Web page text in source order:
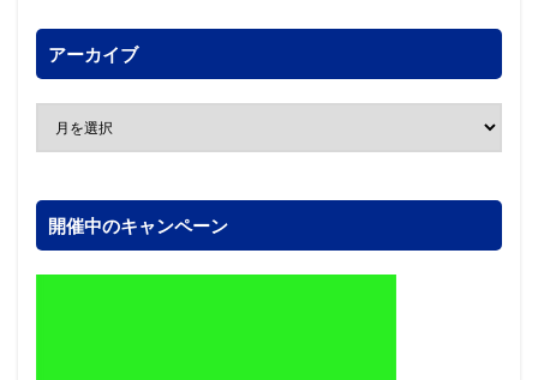
アーカイブ
開催中のキャンペーン